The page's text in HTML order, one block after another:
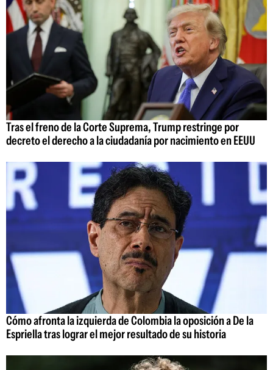
Tras el freno de la Corte Suprema, Trump restringe por
decreto el derecho a la ciudadanía por nacimiento en EEUU
Cómo afronta la izquierda de Colombia la oposición a De la
Espriella tras lograr el mejor resultado de su historia